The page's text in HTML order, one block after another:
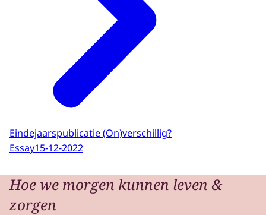
Eindejaarspublicatie (On)verschillig?
Essay15-12-2022
Hoe we morgen kunnen leven &
zorgen